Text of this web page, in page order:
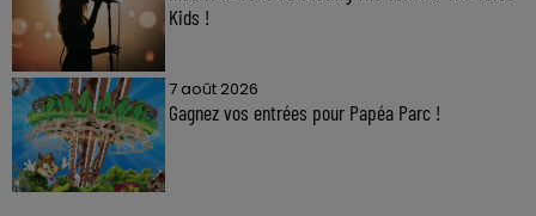
Kids !
7 août 2026
Gagnez vos entrées pour Papéa Parc !